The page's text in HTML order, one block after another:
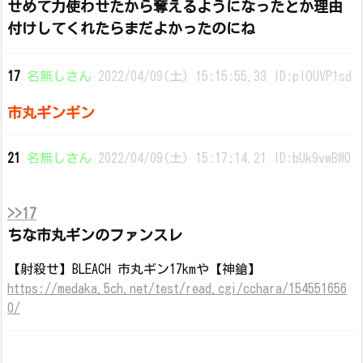
せめて力使わせたから奪えるようになったとか理由
付けしてくれたらまだよかったのにね
17 名無しさん 2022/04/09(土) 15:15:55.33 ID:pIOUVP1sd
市丸ギンギン
21 名無しさん 2022/04/09(土) 15:17:14.21 ID:bUk9vwBW0
>>17
ちな市丸ギンのファンスレ
【射殺せ】BLEACH 市丸ギン17kmや【神鎗】
https://medaka.5ch.net/test/read.cgi/cchara/154551656
0/